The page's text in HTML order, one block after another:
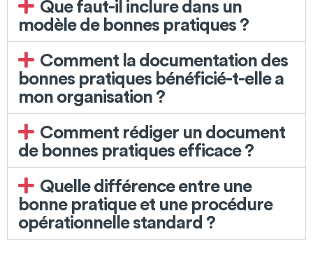
Que faut-il inclure dans un
modèle de bonnes pratiques ?
Comment la documentation des
bonnes pratiques bénéficié-t-elle a
mon organisation ?
Comment rédiger un document
de bonnes pratiques efficace ?
Quelle différence entre une
bonne pratique et une procédure
opérationnelle standard ?